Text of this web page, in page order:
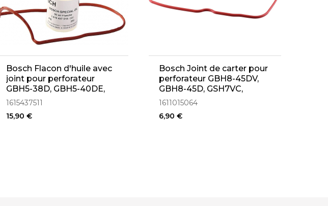
Bosch Flacon d'huile avec
joint pour perforateur
GBH5-38D, GBH5-40DE,
GBH500, GBH5400
1615437511
15,90 €
Bosch Joint de carter pour
perforateur GBH8-45DV,
GBH8-45D, GSH7VC,
GSH7VC, GBH18V-45C
1611015064
6,90 €